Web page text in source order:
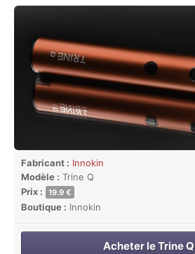
Fabricant : Innokin
Modèle : Trine Q
Prix :
19.9 €
Boutique : Innokin
Acheter le Trine Q